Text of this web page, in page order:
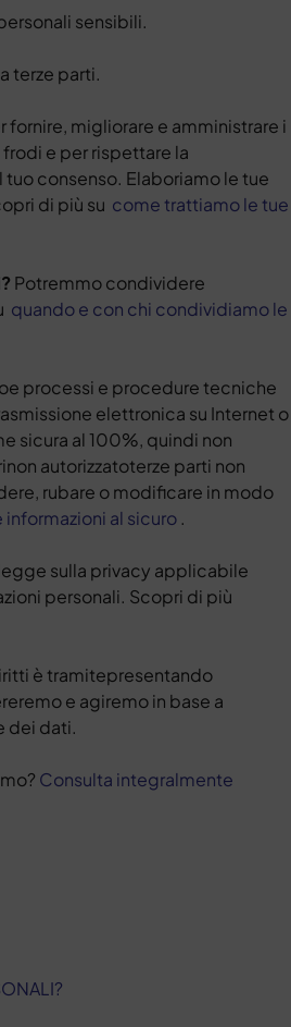
sensibili.
terze parti.
migliorare e amministrare i
e per rispettare la
consenso. Elaboriamo le tue
di più su come trattiamo le tue
Potremmo condividere
quando e con chi condividiamo le
processi e procedure tecniche
elettronica su Internet o
sicura al 100%, quindi non
autorizzatoterze parti non
rubare o modificare in modo
al sicuro .
sulla privacy applicabile
personali. Scopri di più
è tramitepresentando
e agiremo in base a
dei dati.
Consulta integralmente